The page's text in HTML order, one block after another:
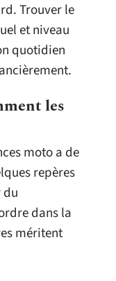
Trouver le
et niveau
quotidien
les
moto a de
repères
dans la
méritent